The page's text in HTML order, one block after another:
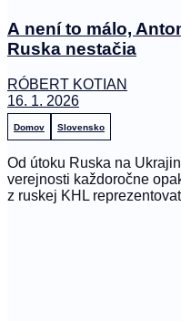
A není to málo,
Ruska nestačia
RÓBERT KOTIAN
16. 1. 2026
Domov Slovensko
Od útoku Ruska na
verejnosti každoročne
z ruskej KHL